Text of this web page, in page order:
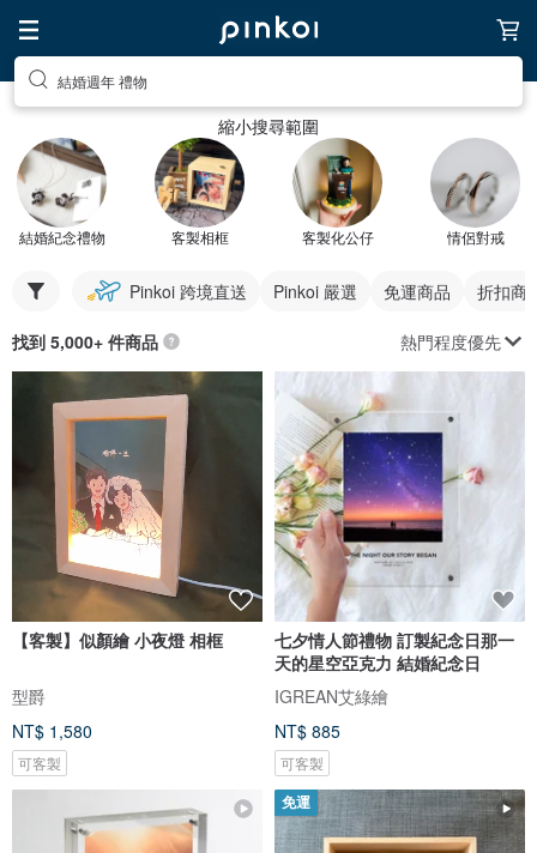
結婚週年 禮物
縮小搜尋範圍
結婚紀念禮物 客製相框 客製化公仔 情侶對戒
Pinkoi 跨境直送 Pinkoi 嚴選 免運商品 折扣商
找到 5,000+ 件商品 熱門程度優先
【客製】似顏繪 小夜燈 相框
型爵
NT$ 1,580
可客製
七夕情人節禮物 訂製紀念日那一
天的星空亞克力 結婚紀念日
IGREAN艾綠繪
NT$ 885
可客製
免運